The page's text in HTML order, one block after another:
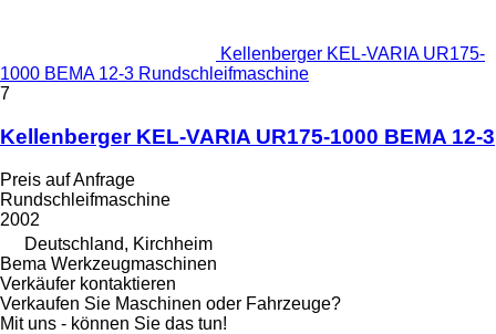
Kellenberger KEL-VARIA UR175-
1000 BEMA 12-3 Rundschleifmaschine
7
Kellenberger KEL-VARIA UR175-1000 BEMA 12-3
Preis auf Anfrage
Rundschleifmaschine
2002
Deutschland, Kirchheim
Bema Werkzeugmaschinen
Verkäufer kontaktieren
Verkaufen Sie Maschinen oder Fahrzeuge?
Mit uns - können Sie das tun!